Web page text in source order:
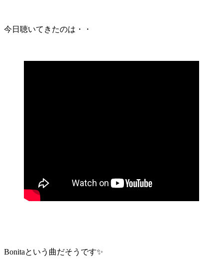
今日聴いてきたのは・・
Bonitaという曲だそうです✨